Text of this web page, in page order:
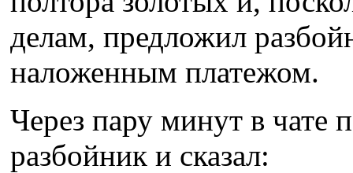
делам, предложил
наложенным платежом.
Через пару минут в чате
разбойник и сказал: